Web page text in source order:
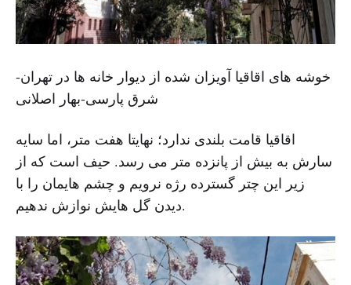
خوشه های اقاقیا آویزان شده از دیوار خانه ها در تهران-
شرق پارسی-بهار اصلانی
اقاقیا قامت بلندی ندارد؛ نهایتا هفت متر، اما سایه
سارش به بیش از پانزده متر می رسد. حیف است که از
زیر این چتر گسترده رژه نرویم و چشم هایمان را با
دیدن گل هایش نوازش ندهیم.